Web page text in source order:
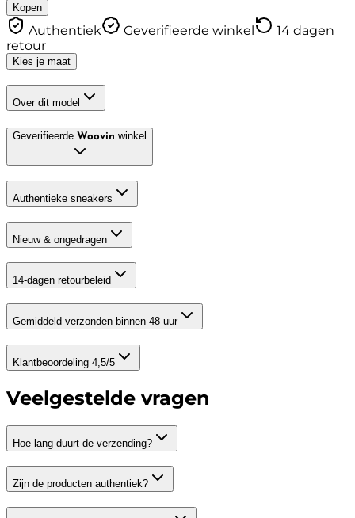
Kopen
Authentiek Geverifieerde winkel
14 dagen
retour
Kies je maat
Over dit model
Geverifieerde Woovin winkel
Authentieke sneakers
Nieuw & ongedragen
14-dagen retourbeleid
Gemiddeld verzonden binnen 48 uur
Klantbeoordeling 4,5/5
Veelgestelde vragen
Hoe lang duurt de verzending?
Zijn de producten authentiek?